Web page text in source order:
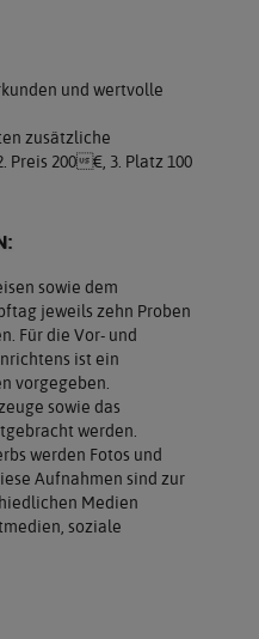
und wertvolle
zusätzliche
Preis 200€, 3. Platz 100
sowie dem
jeweils zehn Proben
Für die Vor- und
ist ein
vorgegeben.
sowie das
werden.
werden Fotos und
Aufnahmen sind zur
Medien
soziale